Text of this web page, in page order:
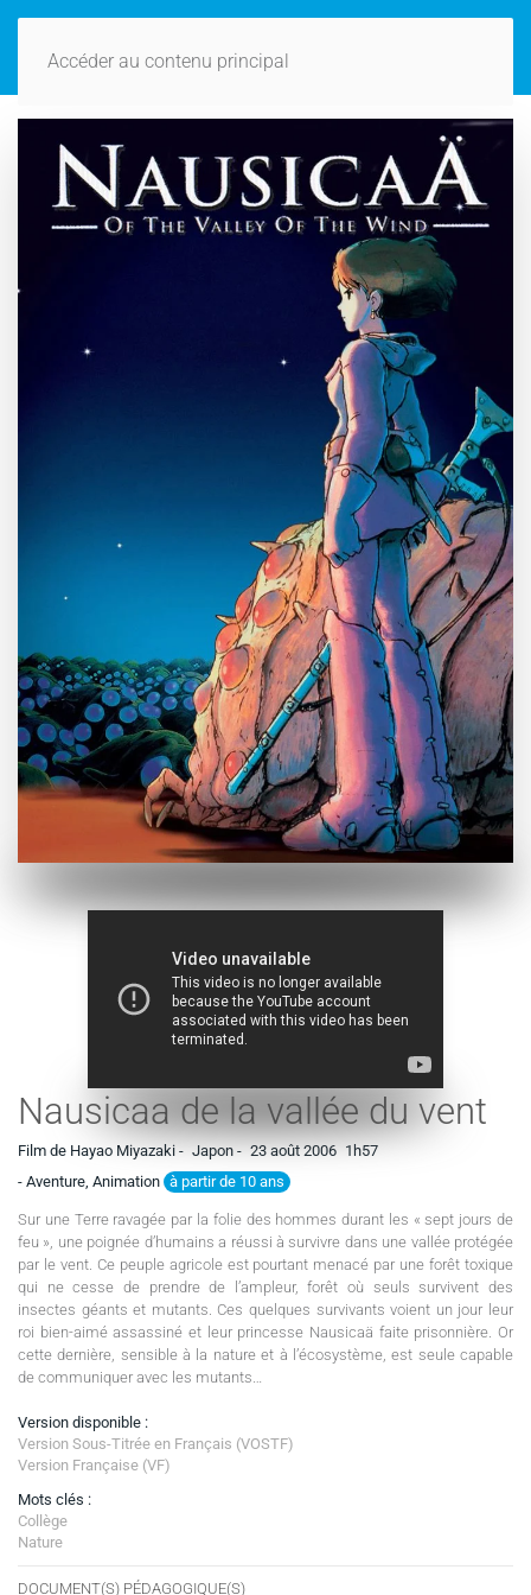
Accéder au contenu principal
Nausicaa de la vallée du vent
Film de Hayao Miyazaki - Japon - 23 août 2006 1h57
- Aventure, Animation à partir de 10 ans
Sur une Terre ravagée par la folie des hommes durant les « sept jours de
feu », une poignée d’humains a réussi à survivre dans une vallée protégée
par le vent. Ce peuple agricole est pourtant menacé par une forêt toxique
qui ne cesse de prendre de l’ampleur, forêt où seuls survivent des
insectes géants et mutants. Ces quelques survivants voient un jour leur
roi bien-aimé assassiné et leur princesse Nausicaä faite prisonnière. Or
cette dernière, sensible à la nature et à l’écosystème, est seule capable
de communiquer avec les mutants…
Version disponible :
Version Sous-Titrée en Français (VOSTF)
Version Française (VF)
Mots clés :
Collège
Nature
DOCUMENT(S) PÉDAGOGIQUE(S)